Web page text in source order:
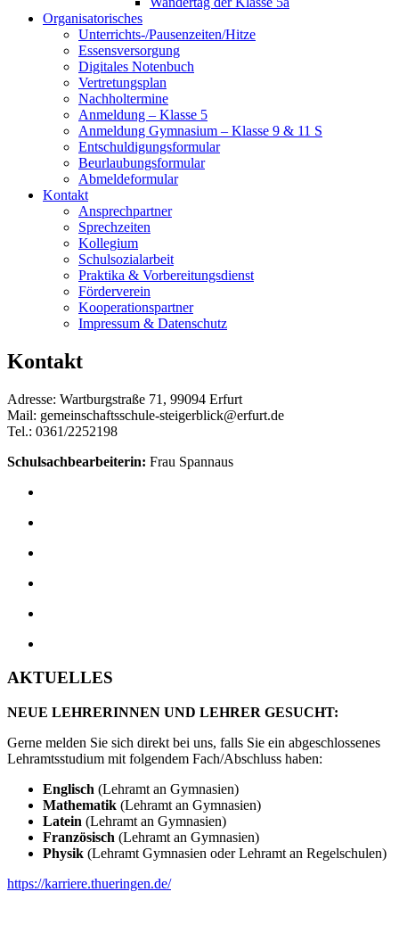
Organisatorisches
Unterrichts-/Pausenzeiten/Hitze
Essensversorgung
Digitales Notenbuch
Vertretungsplan
Nachholtermine
Anmeldung – Klasse 5
Anmeldung Gymnasium – Klasse 9 & 11 S
Entschuldigungsformular
Beurlaubungsformular
Abmeldeformular
Kontakt
Ansprechpartner
Sprechzeiten
Kollegium
Schulsozialarbeit
Praktika & Vorbereitungsdienst
Förderverein
Kooperationspartner
Impressum & Datenschutz
Kontakt
Adresse: Wartburgstraße 71, 99094 Erfurt
Mail: gemeinschaftsschule-steigerblick@erfurt.de
Tel.: 0361/2252198
Schulsachbearbeiterin: Frau Spannaus
AKTUELLES
NEUE LEHRERINNEN UND LEHRER GESUCHT:
Gerne melden Sie sich direkt bei uns, falls Sie ein abgeschlossenes
Lehramtsstudium mit folgendem Fach/Abschluss haben:
Englisch (Lehramt an Gymnasien)
Mathematik (Lehramt an Gymnasien)
Latein (Lehramt an Gymnasien)
Französisch (Lehramt an Gymnasien)
Physik (Lehramt Gymnasien oder Lehramt an Regelschulen)
https://karriere.thueringen.de/